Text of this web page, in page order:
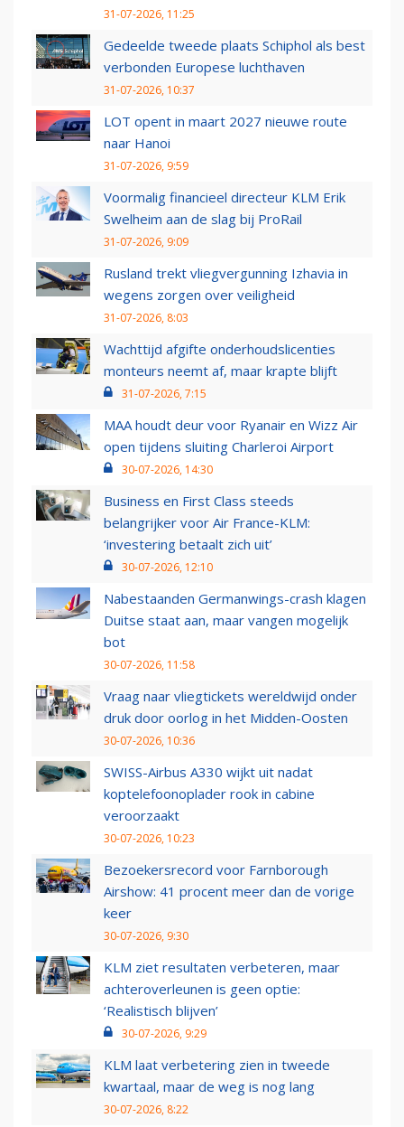
31-07-2026, 11:25
Gedeelde tweede plaats Schiphol als best
verbonden Europese luchthaven
31-07-2026, 10:37
LOT opent in maart 2027 nieuwe route
naar Hanoi
31-07-2026, 9:59
Voormalig financieel directeur KLM Erik
Swelheim aan de slag bij ProRail
31-07-2026, 9:09
Rusland trekt vliegvergunning Izhavia in
wegens zorgen over veiligheid
31-07-2026, 8:03
Wachttijd afgifte onderhoudslicenties
monteurs neemt af, maar krapte blijft
31-07-2026, 7:15
MAA houdt deur voor Ryanair en Wizz Air
open tijdens sluiting Charleroi Airport
30-07-2026, 14:30
Business en First Class steeds
belangrijker voor Air France-KLM:
‘investering betaalt zich uit’
30-07-2026, 12:10
Nabestaanden Germanwings-crash klagen
Duitse staat aan, maar vangen mogelijk
bot
30-07-2026, 11:58
Vraag naar vliegtickets wereldwijd onder
druk door oorlog in het Midden-Oosten
30-07-2026, 10:36
SWISS-Airbus A330 wijkt uit nadat
koptelefoonoplader rook in cabine
veroorzaakt
30-07-2026, 10:23
Bezoekersrecord voor Farnborough
Airshow: 41 procent meer dan de vorige
keer
30-07-2026, 9:30
KLM ziet resultaten verbeteren, maar
achteroverleunen is geen optie:
‘Realistisch blijven’
30-07-2026, 9:29
KLM laat verbetering zien in tweede
kwartaal, maar de weg is nog lang
30-07-2026, 8:22